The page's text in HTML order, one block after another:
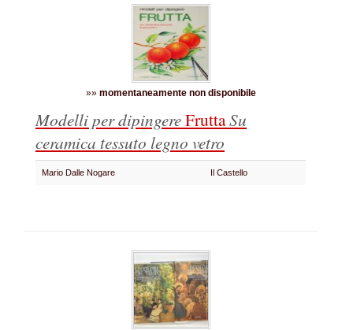
»» momentaneamente non disponibile
Modelli per dipingereFruttaSu
ceramica tessuto legno vetro
Mario Dalle Nogare Il Castello